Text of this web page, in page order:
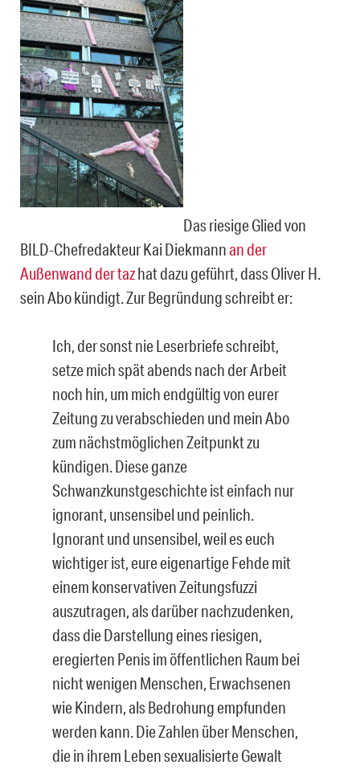
Das riesige Glied von
BILD-Chefredakteur Kai Diekmannan der
Außenwand der tazhat dazu geführt, dass Oliver H.
sein Abo kündigt. Zur Begründung schreibt er:
Ich, der sonst nie Leserbriefe schreibt,
setze mich spät abends nach der Arbeit
noch hin, um mich endgültig von eurer
Zeitung zu verabschieden und mein Abo
zum nächstmöglichen Zeitpunkt zu
kündigen. Diese ganze
Schwanzkunstgeschichte ist einfach nur
ignorant, unsensibel und peinlich.
Ignorant und unsensibel, weil es euch
wichtiger ist, eure eigenartige Fehde mit
einem konservativen Zeitungsfuzzi
auszutragen, als darüber nachzudenken,
dass die Darstellung eines riesigen,
eregierten Penis im öffentlichen Raum bei
nicht wenigen Menschen, Erwachsenen
wie Kindern, als Bedrohung empfunden
werden kann. Die Zahlen über Menschen,
die in ihrem Leben sexualisierte Gewalt